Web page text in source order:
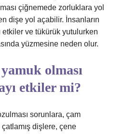
çiğnemede zorluklara yol
dişe yol açabilir. İnsanların
etkiler ve tükürük yutulurken
yüzmesine neden olur.
olması
etkiler mi?
sorunlara, çam
çatlamış dişlere, çene